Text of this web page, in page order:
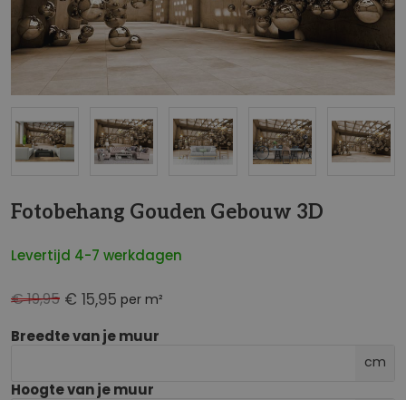
Fotobehang Gouden Gebouw 3D
Levertijd 4-7 werkdagen
€ 15,95 per m²
€ 19,95
Breedte van je muur
cm
Hoogte van je muur